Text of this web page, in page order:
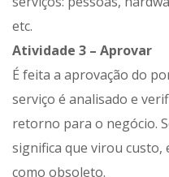
etc.
Atividade 3 – Aprovar
É feita a aprovação do
serviço é analisado e
retorno para o negócio.
significa que virou custo,
como obsoleto.